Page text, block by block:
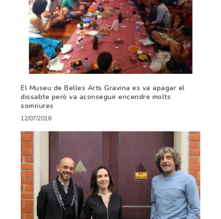
El Museu de Belles Arts Gravina es va apagar el
dissabte però va aconseguir encendre molts
somriures
12/07/2018